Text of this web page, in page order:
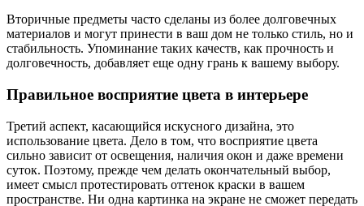
Вторичные предметы часто сделаны из более долговечных
материалов и могут принести в ваш дом не только стиль, но и
стабильность. Упоминание таких качеств, как прочность и
долговечность, добавляет еще одну грань к вашему выбору.
Правильное восприятие цвета в интерьере
Третий аспект, касающийся искусного дизайна, это
использование цвета. Дело в том, что восприятие цвета
сильно зависит от освещения, наличия окон и даже времени
суток. Поэтому, прежде чем делать окончательный выбор,
имеет смысл протестировать оттенок краски в вашем
пространстве. Ни одна картинка на экране не сможет передать